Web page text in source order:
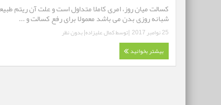
کسالت میان روز، امری کاملا متداول است و علت آن ریتم
شبانه روزی بدن می باشد معمولا برای رفع کسالت و ...
25 نوامبر 2017 |توسطکمال علیزاده|بدون نظر
بیشتر بخوانید